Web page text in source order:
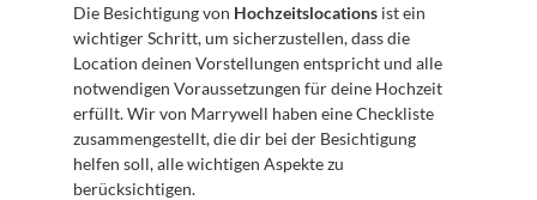
Die Besichtigung von Hochzeitslocations ist ein
wichtiger Schritt, um sicherzustellen, dass die
Location deinen Vorstellungen entspricht und alle
notwendigen Voraussetzungen für deine Hochzeit
erfüllt. Wir von Marrywell haben eine Checkliste
zusammengestellt, die dir bei der Besichtigung
helfen soll, alle wichtigen Aspekte zu
berücksichtigen.